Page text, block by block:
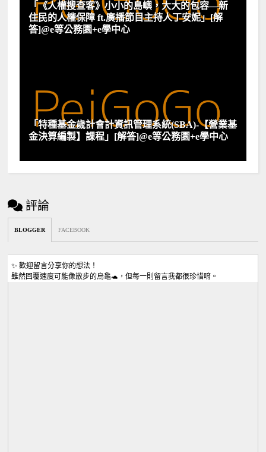
「《人權搜查客》小小的島嶼，大大的包容—新
住民的人權保障 ft.廣播節目主持人丁安妮」[解
答]@e等公務園+e學中心
「特種基金歲計會計資訊管理系統(SBA)-【營業基
金決算編製】課程」[解答]@e等公務園+e學中心
評論
BLOGGER FACEBOOK
✨ 歡迎留言分享你的想法！
雖然回覆速度可能像散步的烏龜🐢，但每一則留言我都很珍惜唷。